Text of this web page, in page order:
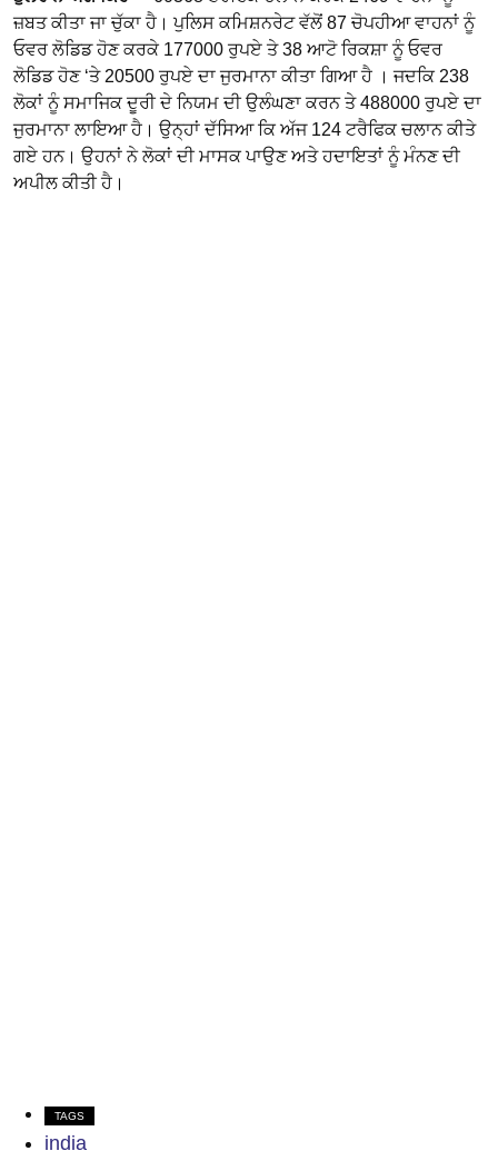
ਜ਼ਬਤ ਕੀਤਾ ਜਾ ਚੁੱਕਾ ਹੈ। ਪੁਲਿਸ ਕਮਿਸ਼ਨਰੇਟ ਵੱਲੋਂ 87 ਚੋਪਹੀਆ ਵਾਹਨਾਂ ਨੂੰ
ਓਵਰ ਲੋਡਿਡ ਹੋਣ ਕਰਕੇ 177000 ਰੁਪਏ ਤੇ 38 ਆਟੋ ਰਿਕਸ਼ਾ ਨੂੰ ਓਵਰ
ਲੋਡਿਡ ਹੋਣ ‘ਤੇ 20500 ਰੁਪਏ ਦਾ ਜੁਰਮਾਨਾ ਕੀਤਾ ਗਿਆ ਹੈ । ਜਦਕਿ 238
ਲੋਕਾਂ ਨੂੰ ਸਮਾਜਿਕ ਦੂਰੀ ਦੇ ਨਿਯਮ ਦੀ ਉਲੰਘਣਾ ਕਰਨ ਤੇ 488000 ਰੁਪਏ ਦਾ
ਜੁਰਮਾਨਾ ਲਾਇਆ ਹੈ। ਉਨ੍ਹਾਂ ਦੱਸਿਆ ਕਿ ਅੱਜ 124 ਟਰੈਫਿਕ ਚਲਾਨ ਕੀਤੇ
ਗਏ ਹਨ। ਉਹਨਾਂ ਨੇ ਲੋਕਾਂ ਦੀ ਮਾਸਕ ਪਾਉਣ ਅਤੇ ਹਦਾਇਤਾਂ ਨੂੰ ਮੰਨਣ ਦੀ
ਅਪੀਲ ਕੀਤੀ ਹੈ।
TAGS
india